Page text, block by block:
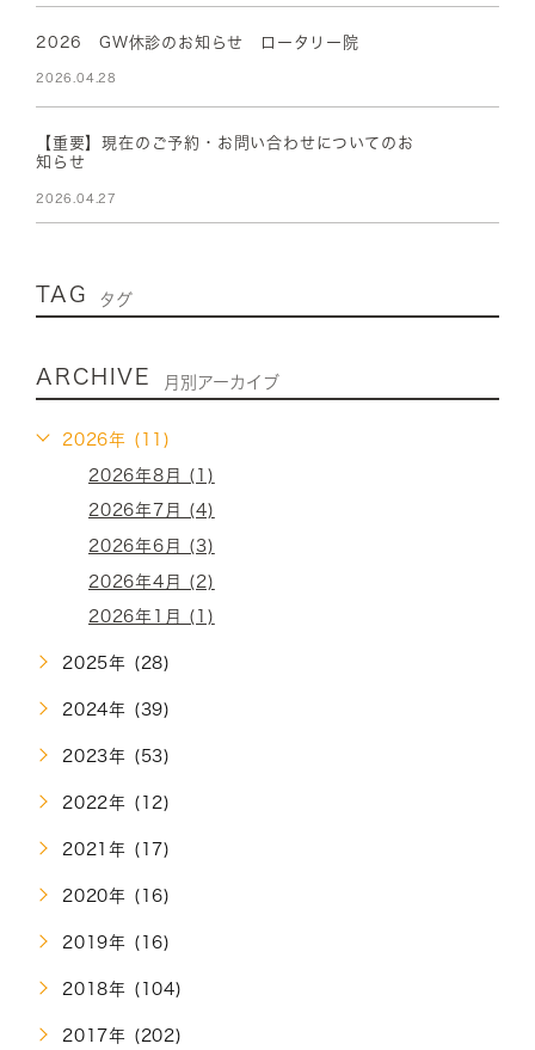
2026 GW休診のお知らせ ロータリー院
2026.04.28
【重要】現在のご予約・お問い合わせについてのお
知らせ
2026.04.27
TAG タグ
ARCHIVE 月別アーカイブ
2026年 (11)
2026年8月 (1)
2026年7月 (4)
2026年6月 (3)
2026年4月 (2)
2026年1月 (1)
2025年 (28)
2024年 (39)
2023年 (53)
2022年 (12)
2021年 (17)
2020年 (16)
2019年 (16)
2018年 (104)
2017年 (202)